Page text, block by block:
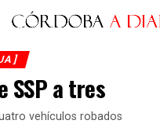
]
SSP a tres
vehículos robados